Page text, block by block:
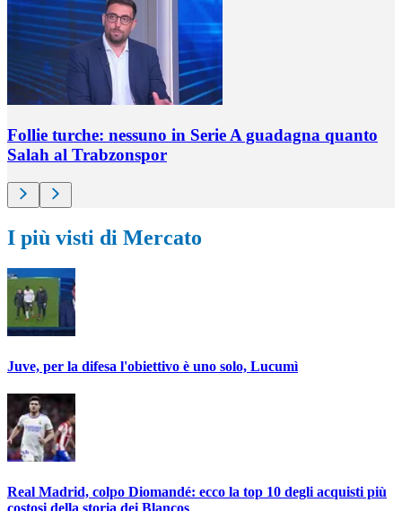
Follie turche: nessuno in Serie A guadagna quanto
Salah al Trabzonspor
I più visti di Mercato
Juve, per la difesa l'obiettivo è uno solo, Lucumì
Real Madrid, colpo Diomandé: ecco la top 10 degli acquisti più